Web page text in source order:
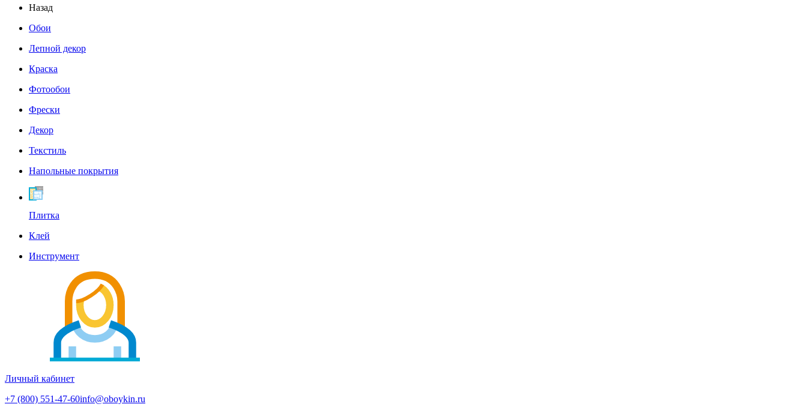
Назад
Обои
Лепной декор
Краска
Фотообои
Фрески
Декор
Текстиль
Напольные покрытия
Плитка
Клей
Инструмент
Личный кабинет
+7 (800) 551-47-60info@oboykin.ru